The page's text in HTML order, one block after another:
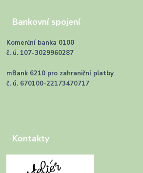
Bankovní spojení
Komerční banka 0100
č. ú. 107-3029960287
mBank 6210 pro zahraniční platby
č. ú. 670100-22173470717
Kontakty